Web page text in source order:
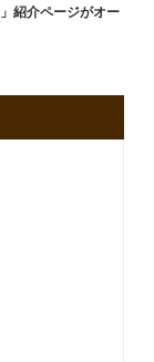
紹介ページがオー